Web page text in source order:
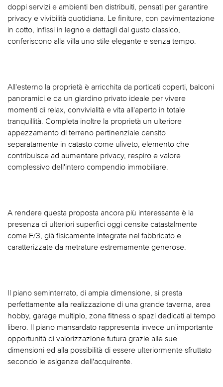
doppi servizi e ambienti ben distribuiti, pensati per garantire
privacy e vivibilità quotidiana. Le finiture, con pavimentazione
in cotto, infissi in legno e dettagli dal gusto classico,
conferiscono alla villa uno stile elegante e senza tempo.
All'esterno la proprietà è arricchita da porticati coperti, balconi
panoramici e da un giardino privato ideale per vivere
momenti di relax, convivialità e vita all'aperto in totale
tranquillità. Completa inoltre la proprietà un ulteriore
appezzamento di terreno pertinenziale censito
separatamente in catasto come uliveto, elemento che
contribuisce ad aumentare privacy, respiro e valore
complessivo dell'intero compendio immobiliare.
A rendere questa proposta ancora più interessante è la
presenza di ulteriori superfici oggi censite catastalmente
come F/3, già fisicamente integrate nel fabbricato e
caratterizzate da metrature estremamente generose.
Il piano seminterrato, di ampia dimensione, si presta
perfettamente alla realizzazione di una grande taverna, area
hobby, garage multiplo, zona fitness o spazi dedicati al tempo
libero. Il piano mansardato rappresenta invece un'importante
opportunità di valorizzazione futura grazie alle sue
dimensioni ed alla possibilità di essere ulteriormente sfruttato
secondo le esigenze dell'acquirente.